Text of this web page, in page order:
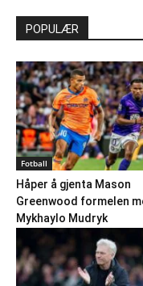
POPULÆR
Fotball
Håper å gjenta Mason
Greenwood formelen
Mykhaylo Mudryk